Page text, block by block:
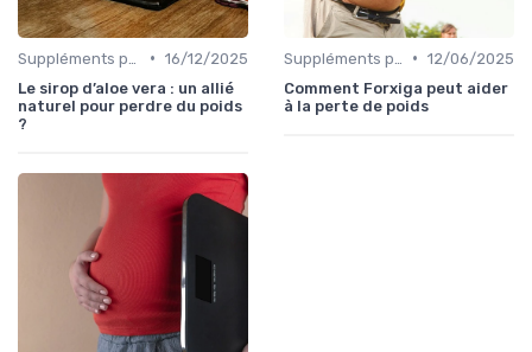
• 16/12/2025
Le sirop d’aloe vera : un allié
naturel pour perdre du poids
?
• 12/06/2025
Comment Forxiga peut aider
à la perte de poids